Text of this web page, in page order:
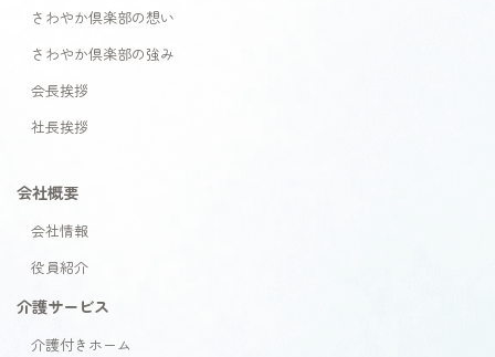
さわやか倶楽部の想い
さわやか倶楽部の強み
会長挨拶
社長挨拶
会社概要
会社情報
役員紹介
介護サービス
介護付きホーム